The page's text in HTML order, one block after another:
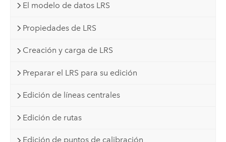
El modelo de datos LRS
Propiedades de LRS
Creación y carga de LRS
Preparar el LRS para su edición
Edición de líneas centrales
Edición de rutas
Edición de puntos de calibración